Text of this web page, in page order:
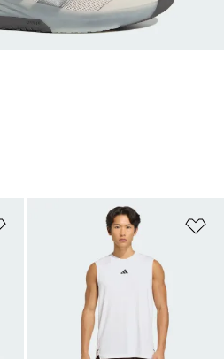
Dodaj do listy życzeń